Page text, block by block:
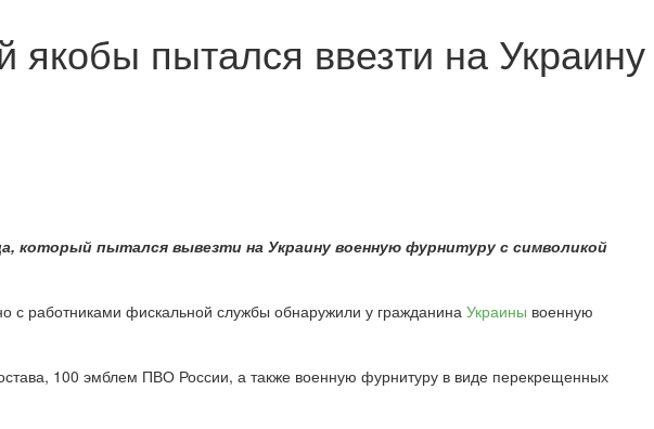
пытался ввезти на Украину
который пытался вывезти на Украину военную фурнитуру с символикой
с работниками фискальной службы обнаружили у гражданина Украины военную
100 эмблем ПВО России, а также военную фурнитуру в виде перекрещенных